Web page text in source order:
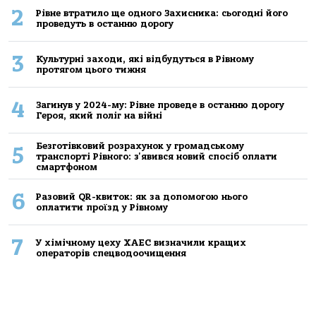
2
Рівне втратило ще одного Захисника: сьогодні його
проведуть в останню дорогу
3
Культурні заходи, які відбудуться в Рівному
протягом цього тижня
4
Загинув у 2024-му: Рівне проведе в останню дорогу
Героя, який поліг на війні
5
Безготівковий розрахунок у громадському
транспорті Рівного: з'явився новий спосіб оплати
смартфоном
6
Разовий QR-квиток: як за допомогою нього
оплатити проїзд у Рівному
7
У хімічному цеху ХАЕС визначили кращих
операторів спецводоочищення